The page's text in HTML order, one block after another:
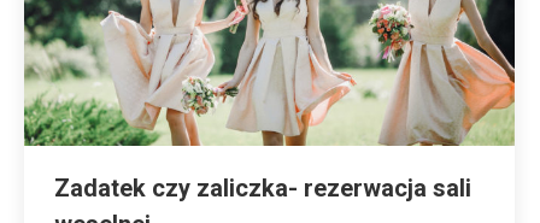
Zadatek czy zaliczka- rezerwacja sali